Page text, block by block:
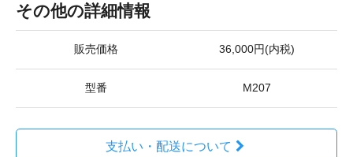
その他の詳細情報
販売価格 36,000円(内税)
型番 M207
支払い・配送について